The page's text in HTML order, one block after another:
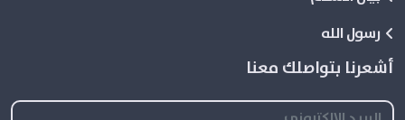
رسول الله
أشعرنا بتواصلك معنا